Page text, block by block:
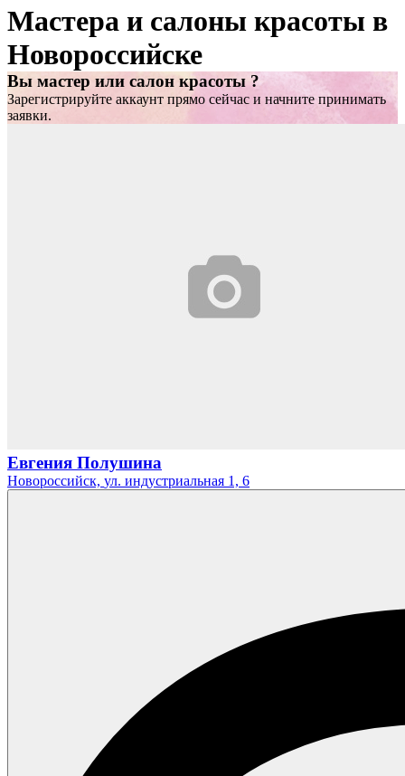
Мастера и салоны красоты в
Новороссийске
Вы мастер или салон красоты ?
Зарегистрируйте аккаунт прямо сейчас и начните принимать
заявки.
Евгения Полушина
Новороссийск, ул. индустриальная 1, 6